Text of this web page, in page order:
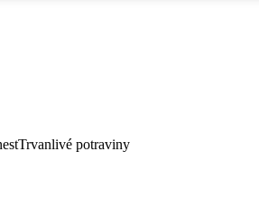
Trvanlivé potraviny